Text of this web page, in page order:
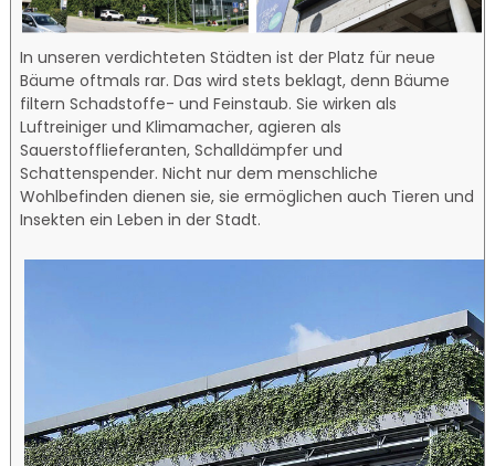
In unseren verdichteten Städten ist der Platz für neue
Bäume oftmals rar. Das wird stets beklagt, denn Bäume
filtern Schadstoffe- und Feinstaub. Sie wirken als
Luftreiniger und Klimamacher, agieren als
Sauerstofflieferanten, Schalldämpfer und
Schattenspender. Nicht nur dem menschliche
Wohlbefinden dienen sie, sie ermöglichen auch Tieren und
Insekten ein Leben in der Stadt.